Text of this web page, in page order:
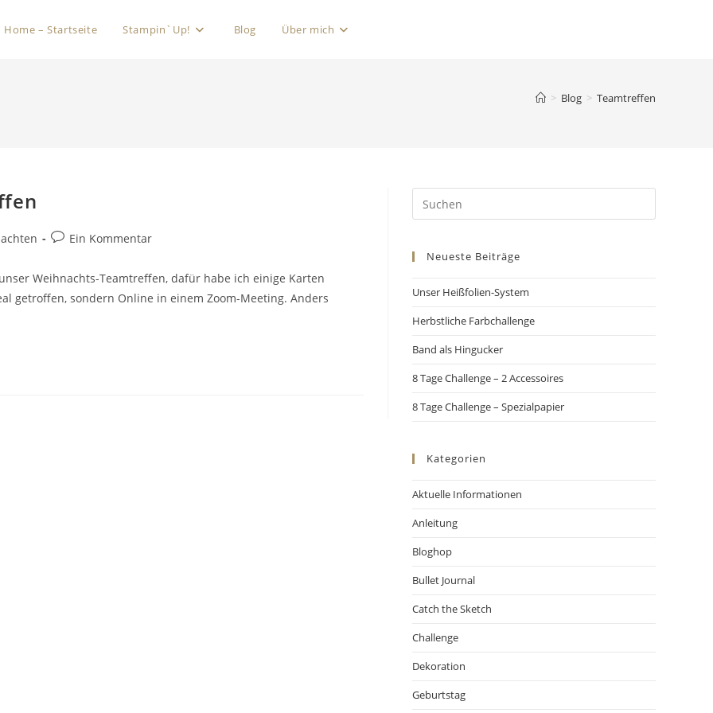
Home – Startseite Stampin`Up! Blog Über mich
> Blog > Teamtreffen
Ein Kommentar
Weihnachts-Teamtreffen, dafür habe ich einige Karten
getroffen, sondern Online in einem Zoom-Meeting. Anders
Neueste Beiträge
Unser Heißfolien-System
Herbstliche Farbchallenge
Band als Hingucker
8 Tage Challenge – 2 Accessoires
8 Tage Challenge – Spezialpapier
Kategorien
Aktuelle Informationen
Anleitung
Bloghop
Bullet Journal
Catch the Sketch
Challenge
Dekoration
Geburtstag